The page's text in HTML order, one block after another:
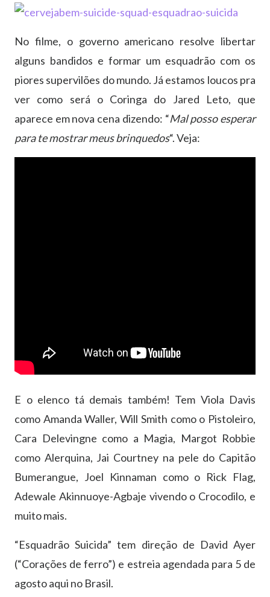
No filme, o governo americano resolve libertar
alguns bandidos e formar um esquadrão com os
piores supervilões do mundo. Já estamos loucos pra
ver como será o Coringa do Jared Leto, que
aparece em nova cena dizendo: “Mal posso esperar
para te mostrar meus brinquedos“. Veja:
E o elenco tá demais também! Tem Viola Davis
como Amanda Waller, Will Smith como o Pistoleiro,
Cara Delevingne como a Magia, Margot Robbie
como Alerquina, Jai Courtney na pele do Capitão
Bumerangue, Joel Kinnaman como o Rick Flag,
Adewale Akinnuoye-Agbaje vivendo o Crocodilo, e
muito mais.
“Esquadrão Suicida” tem direção de David Ayer
(“Corações de ferro”) e estreia agendada para 5 de
agosto aqui no Brasil.